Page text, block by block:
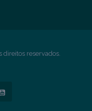
direitos reservados.